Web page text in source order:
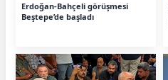
Erdoğan-Bahçeli görüşmesi
Beştepe’de başladı